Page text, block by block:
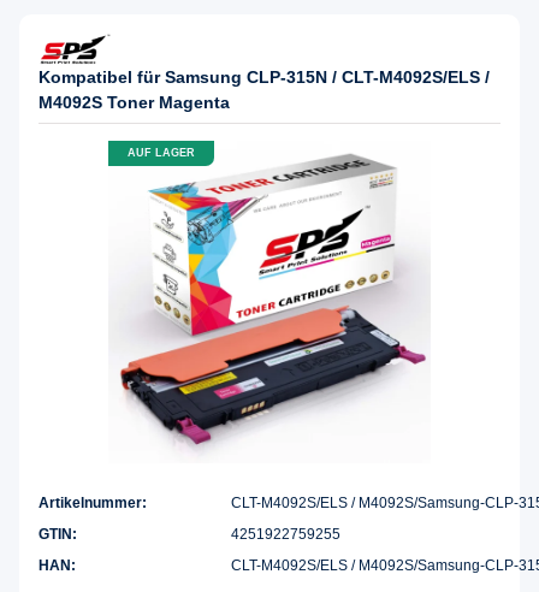
Kompatibel für Samsung CLP-315N / CLT-M4092S/ELS /
M4092S Toner Magenta
AUF LAGER
Artikelnummer:
CLT-M4092S/ELS / M4092S/Samsung-CLP-
GTIN:
4251922759255
HAN:
CLT-M4092S/ELS / M4092S/Samsung-CLP-